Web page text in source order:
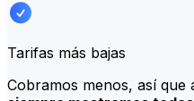
Tarifas más bajas
Cobramos menos, así que